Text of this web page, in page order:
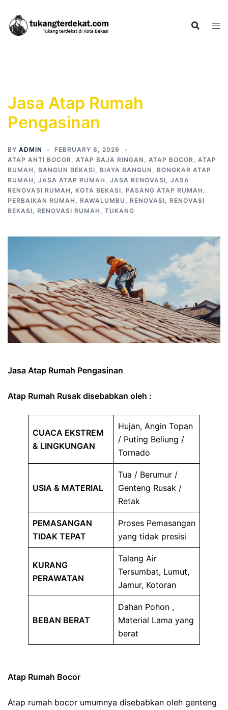
content
Jasa Atap Rumah
Pengasinan
BY ADMIN
FEBRUARY 8, 2026
ATAP ANTI BOCOR, ATAP BAJA RINGAN , ATAP BOCOR, ATAP
RUMAH , BANGUN BEKASI, BIAYA BANGUN , BONGKAR ATAP
RUMAH , JASA ATAP RUMAH , JASA RENOVASI, JASA
RENOVASI RUMAH , KOTA BEKASI, PASANG ATAP RUMAH ,
PERBAIKAN RUMAH , RAWALUMBU , RENOVASI, RENOVASI
BEKASI, RENOVASI RUMAH , TUKANG
Jasa Atap Rumah Pengasinan
Atap Rumah Rusak disebabkan oleh :
CUACA EKSTREM
& LINGKUNGAN
Hujan, Angin Topan
/ Puting Beliung /
Tornado
USIA & MATERIAL
Tua / Berumur /
Genteng Rusak /
Retak
PEMASANGAN
TIDAK TEPAT
Proses Pemasangan
yang tidak presisi
KURANG
PERAWATAN
Talang Air
Tersumbat, Lumut,
Jamur, Kotoran
BEBAN BERAT
Dahan Pohon ,
Material Lama yang
berat
Atap Rumah Bocor
Atap rumah bocor umumnya disebabkan oleh genteng